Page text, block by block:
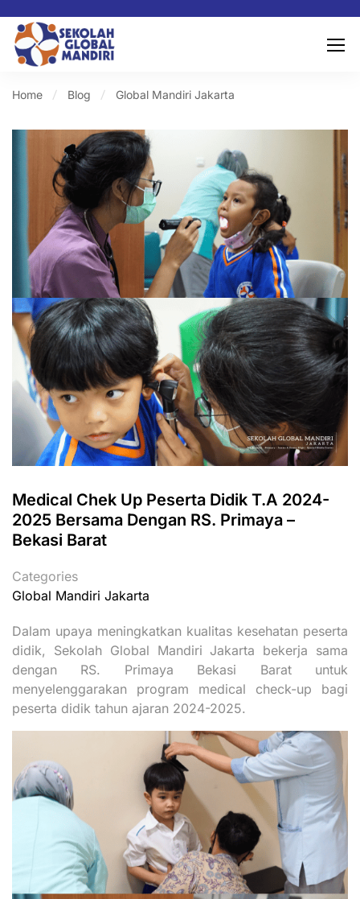
Home Blog Global Mandiri Jakarta
Medical Chek Up Peserta Didik T.A 2024-
2025 Bersama Dengan RS. Primaya –
Bekasi Barat
Categories
Global Mandiri Jakarta
Dalam upaya meningkatkan kualitas kesehatan peserta
didik, Sekolah Global Mandiri Jakarta bekerja sama
dengan RS. Primaya Bekasi Barat untuk
menyelenggarakan program medical check-up bagi
peserta didik tahun ajaran 2024-2025.